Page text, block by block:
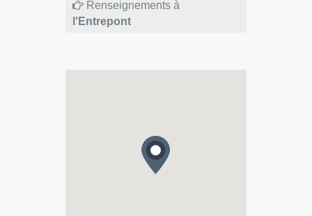
Renseignements à
l'Entrepont